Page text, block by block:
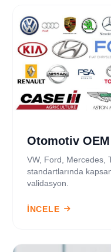
Otomotiv
VW, Ford, Mercedes,
standartlarında
validasyon.
İNCELE